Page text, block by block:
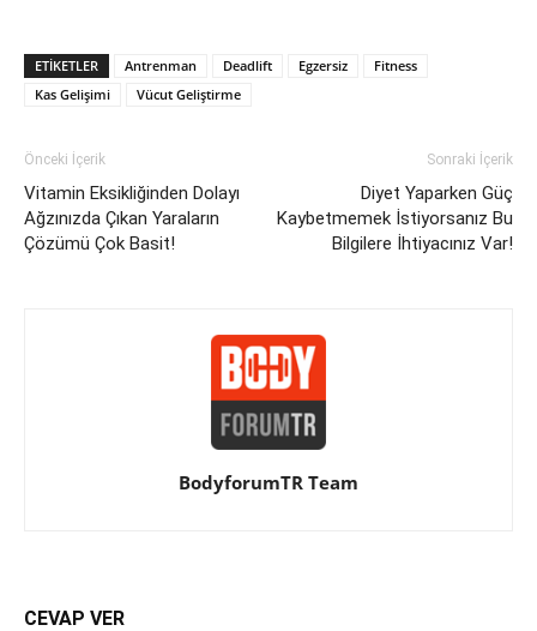
ETIKETLER Antrenman Deadlift Egzersiz
Fitness
Kas Gelişimi
Vücut Geliştirme
Önceki İçerik
Vitamin Eksikliğinden Dolayı
Ağzınızda Çıkan Yaraların
Çözümü Çok Basit!
Sonraki İçerik
Diyet Yaparken Güç
Kaybetmemek İstiyorsanız Bu
Bilgilere İhtiyacınız Var!
BodyforumTR Team
CEVAP VER